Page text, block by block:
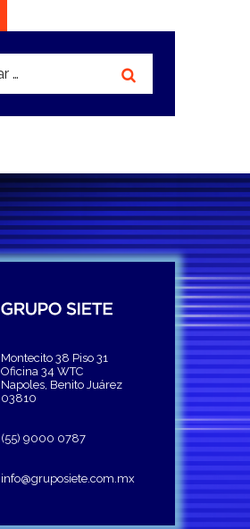
Montecito 38 Piso 31
Oficina 34 WTC
Napoles, Benito Juárez
03810
(55) 9000 0787
info@gruposiete.com.mx